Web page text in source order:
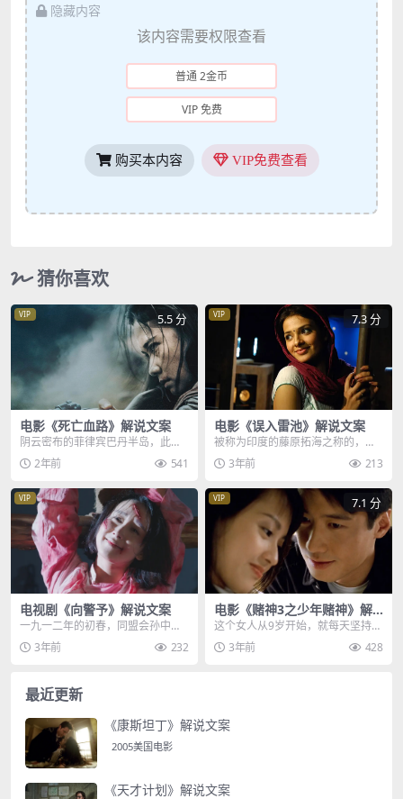
隐藏内容
该内容需要权限查看
普通 2金币
VIP 免费
购买本内容 VIP免费查看
猜你喜欢
VIP 5.5 分
电影《死亡血路》解说文案
阴云密布的菲律宾巴丹半岛，此刻
下起淅淅沥沥的小雨，女警玛丽正
在执行护送副市长的任...
2年前 541
VIP 7.3 分
电影《误入雷池》解说文案
被称为印度的藤原拓海之称的，萨
姆也有一辆AE86，那就是嘴炮max
的宝马牌自行车...
3年前 213
VIP
电视剧《向警予》解说文案
一九一二年的初春，同盟会孙中山
当选为临时大总统，连带向警予在
内的爱国人士对此倍感...
3年前 232
VIP 7.1 分
电影《赌神3之少年赌神》解
说文案
这个女人从9岁开始，就每天坚持用
牛奶浸泡自己的双手，这是师傅训
练他的方法，目的是...
3年前 428
最近更新
《康斯坦丁》解说文案
2005美国电影
《天才计划》解说文案